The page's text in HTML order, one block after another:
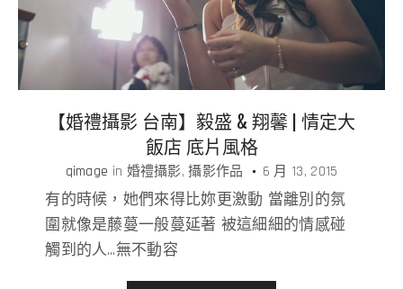
【婚禮攝影 台南】毅盛 & 翔馨 | 情定大
飯店 底片風格
qimage in 婚禮攝影 攝影作品 6 月 13, 2015
有的時候，她們來得比妳更激動 當離別的氛
圍就像是藤蔓一般蔓延著 被這細細的情感碰
觸到的人…無不動容